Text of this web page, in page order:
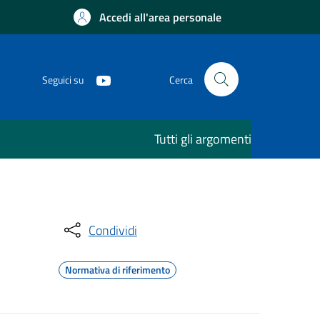
Accedi all'area personale
Seguici su Cerca
Tutti gli argomenti
Condividi
Normativa di riferimento